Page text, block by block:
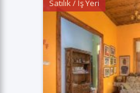
Satılık / İş Yeri